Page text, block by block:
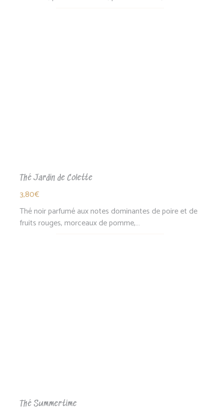
produit
Thé Jardin de Colette
3,80€
Thé noir parfumé aux notes dominantes de poire et de
fruits rouges, morceaux de pomme,…
Thé Summertime